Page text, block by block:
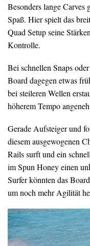
Besonders lange
Spaß. Hier spielt das
Quad Setup seine
Kontrolle.
Bei schnellen Snaps
Board dagegen etwas
bei steileren Wellen
höherem Tempo
Gerade Aufsteiger und
diesem ausgewogenen
Rails surft und ein
im Spun Honey einen
Surfer könnten das
um noch mehr Agilität